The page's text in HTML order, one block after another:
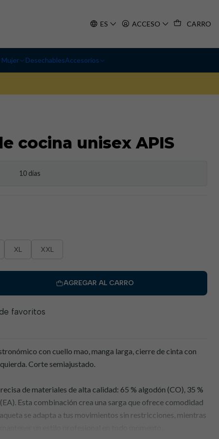
ES ACCESO CARRO
Mujer DesechablesAccesorios
cocina unisex APIS
10 días
XL XXL
AGREGAR AL CARRO
favoritos
con cuello mao, manga larga, cierre de cinta con
Corte semiajustado.
de materiales de alta calidad: 65 % algodón (CO), 35 %
Esta combinación crea una sarga que ofrece comodidad
se adapta a tus movimientos sin restricciones, mientras